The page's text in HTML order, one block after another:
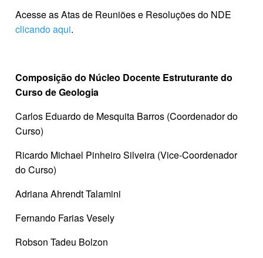
Acesse as Atas de Reuniões e Resoluções do NDE
clicando aqui.
Composição do Núcleo Docente Estruturante do
Curso de Geologia
Carlos Eduardo de Mesquita Barros (Coordenador do
Curso)
Ricardo Michael Pinheiro Silveira (Vice-Coordenador
do Curso)
Adriana Ahrendt Talamini
Fernando Farias Vesely
Robson Tadeu Bolzon